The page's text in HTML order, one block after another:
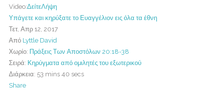
Video:ΔείτεΛήψη
Υπάγετε και κηρύξατε το Ευαγγέλιον εις όλα τα έθνη
Τετ, Απρ 12, 2017
Από Lyttle David
Χωρίο: Πράξεις Των Αποστόλων 20:18-38
Σειρά: Κηρύγματα από ομιλητές του εξωτερικού
Διάρκεια: 53 mins 40 secs
Share